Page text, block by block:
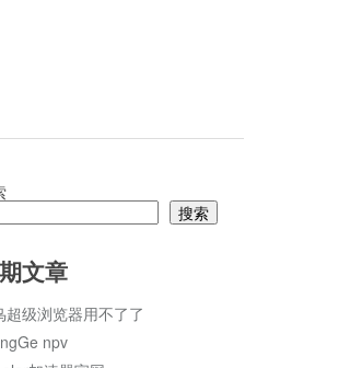
搜索
文章
超级浏览器用不了了
npv